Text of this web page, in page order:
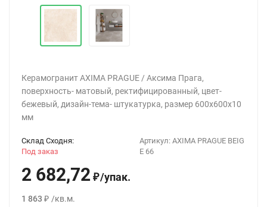
Керамогранит AXIMA PRAGUE / Аксима Прага,
поверхность- матовый, ректифицированный, цвет-
бежевый, дизайн-тема- штукатурка, размер 600x600x10
мм
Артикул: AXIMA PRAGUE BEIG
E 66
Склад Сходня:
Под заказ
2 682,72 ₽/упак.
1 863 ₽ /кв.м.